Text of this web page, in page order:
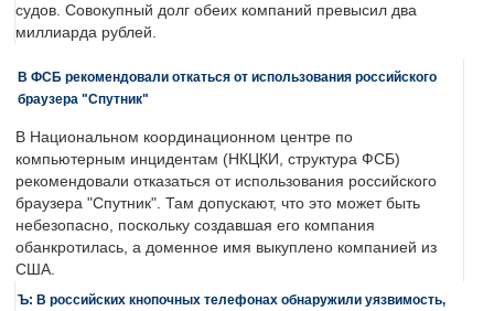
судов. Совокупный долг обеих компаний превысил два
миллиарда рублей.
В ФСБ рекомендовали откаться от использования российского
браузера "Спутник"
В Национальном координационном центре по
компьютерным инцидентам (НКЦКИ, структура ФСБ)
рекомендовали отказаться от использования российского
браузера "Спутник". Там допускают, что это может быть
небезопасно, поскольку создавшая его компания
обанкротилась, а доменное имя выкуплено компанией из
США.
Ъ: В российских кнопочных телефонах обнаружили уязвимость,